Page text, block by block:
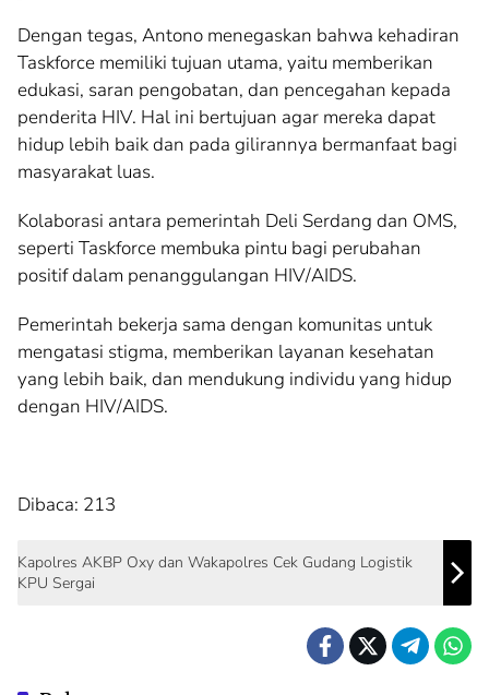
Dengan tegas, Antono menegaskan bahwa kehadiran
Taskforce memiliki tujuan utama, yaitu memberikan
edukasi, saran pengobatan, dan pencegahan kepada
penderita HIV. Hal ini bertujuan agar mereka dapat
hidup lebih baik dan pada gilirannya bermanfaat bagi
masyarakat luas.
Kolaborasi antara pemerintah Deli Serdang dan OMS,
seperti Taskforce membuka pintu bagi perubahan
positif dalam penanggulangan HIV/AIDS.
Pemerintah bekerja sama dengan komunitas untuk
mengatasi stigma, memberikan layanan kesehatan
yang lebih baik, dan mendukung individu yang hidup
dengan HIV/AIDS.
Dibaca: 213
Kapolres AKBP Oxy dan Wakapolres Cek Gudang Logistik
KPU Sergai